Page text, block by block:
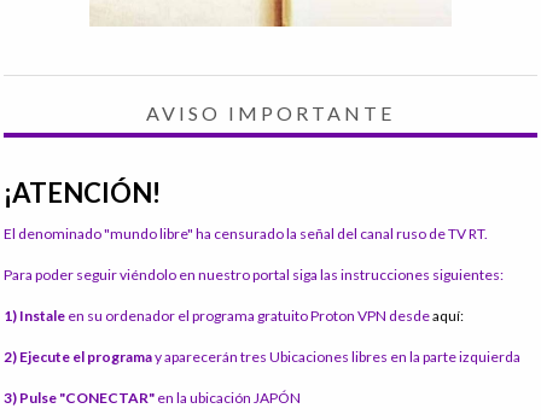
AVISO IMPORTANTE
¡ATENCIÓN!
El denominado "mundo libre" ha censurado la señal del canal ruso de TV RT.
Para poder seguir viéndolo en nuestro portal siga las instrucciones siguientes:
1) Instale en su ordenador el programa gratuito Proton VPN desdeaquí:
2) Ejecute el programay aparecerán tres Ubicaciones libres en la parte izquierda
3) Pulse "CONECTAR" en la ubicación JAPÓN